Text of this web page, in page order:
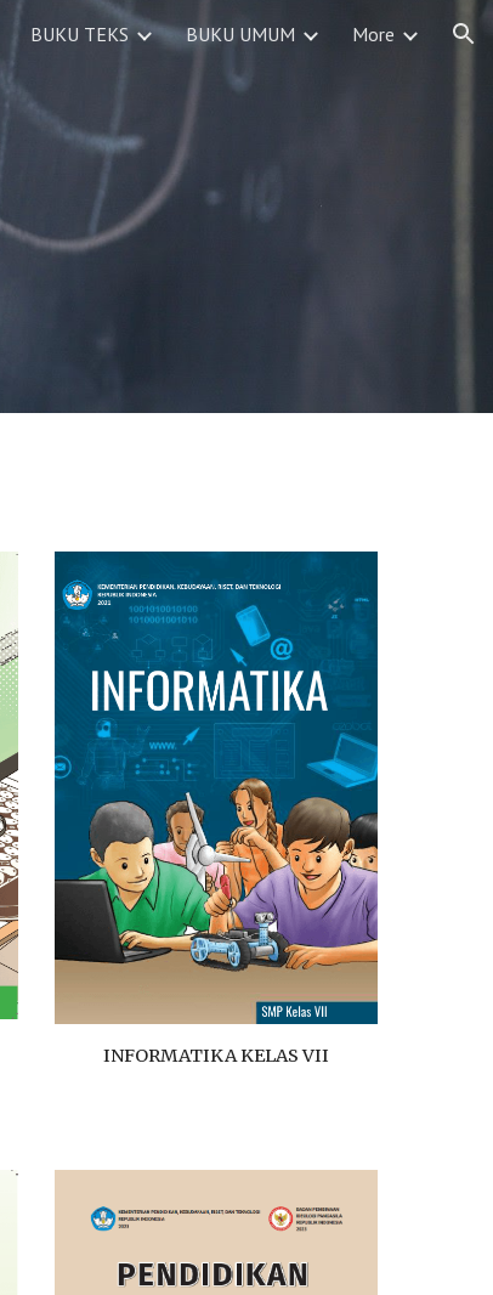
BUKU TEKS BUKU UMUM More
INFORMATIKA KELAS VII